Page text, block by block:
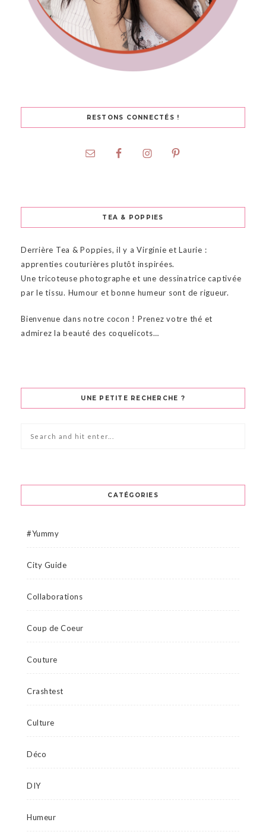
RESTONS CONNECTÉS !
TEA & POPPIES
Derrière Tea & Poppies, il y a Virginie et Laurie :
apprenties couturières plutôt inspirées.
Une tricoteuse photographe et une dessinatrice captivée
par le tissu. Humour et bonne humeur sont de rigueur.
Bienvenue dans notre cocon ! Prenez votre thé et
admirez la beauté des coquelicots…
UNE PETITE RECHERCHE ?
CATÉGORIES
#Yummy
City Guide
Collaborations
Coup de Coeur
Couture
Crashtest
Culture
Déco
DIY
Humeur